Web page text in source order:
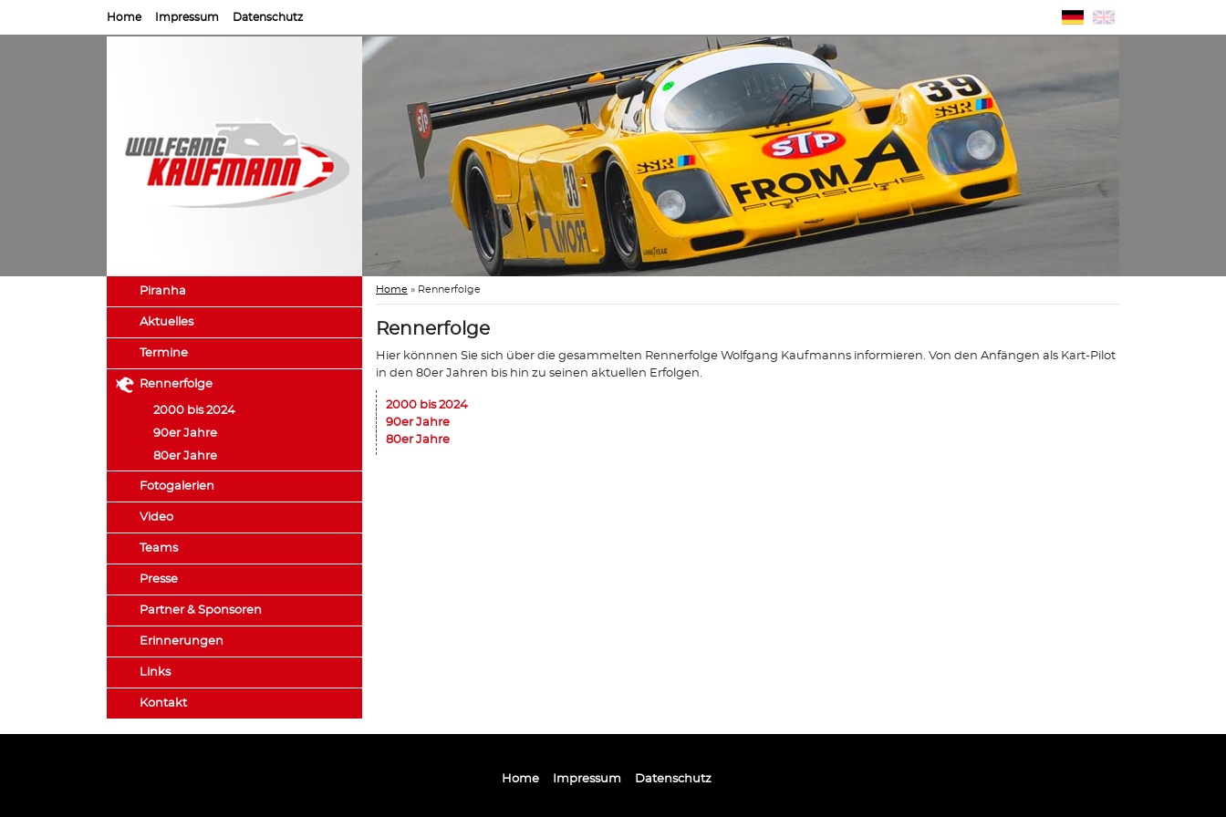
Home Impressum Datenschutz
Piranha
Aktuelles
Termine
Rennerfolge
2000 bis 2024
90er Jahre
80er Jahre
Fotogalerien
Video
Teams
Presse
Partner & Sponsoren
Erinnerungen
Links
Kontakt
Home » Rennerfolge
Rennerfolge
Hier könnnen Sie sich über die gesammelten Rennerfolge Wolfgang Kaufmanns informieren. Von den Anfängen als Kart-Pilot
in den 80er Jahren bis hin zu seinen aktuellen Erfolgen.
2000 bis 2024
90er Jahre
80er Jahre
Home Impressum Datenschutz